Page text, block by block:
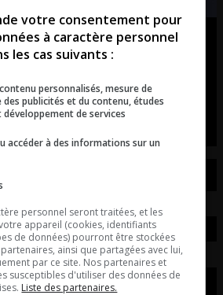
– Intégral du 07-
du 07-08-2026
votre consentement pour
à caractère personnel
les cas suivants :
personnalisés, mesure de
publicités et du contenu, études
développement de services
accéder à des informations sur un
personnel seront traitées, et les
appareil (cookies, identifiants
de données) pourront être stockées
ainsi que partagées avec lui,
par ce site. Nos partenaires et
susceptibles d'utiliser des données de
Liste des partenaires.